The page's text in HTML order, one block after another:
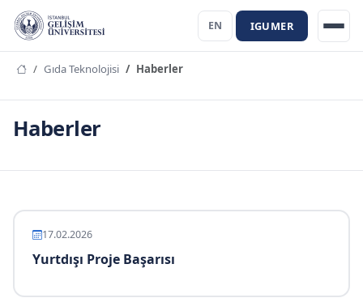
EN IGUMER
Gıda Teknolojisi Haberler
Haberler
17.02.2026
Yurtdışı Proje Başarısı